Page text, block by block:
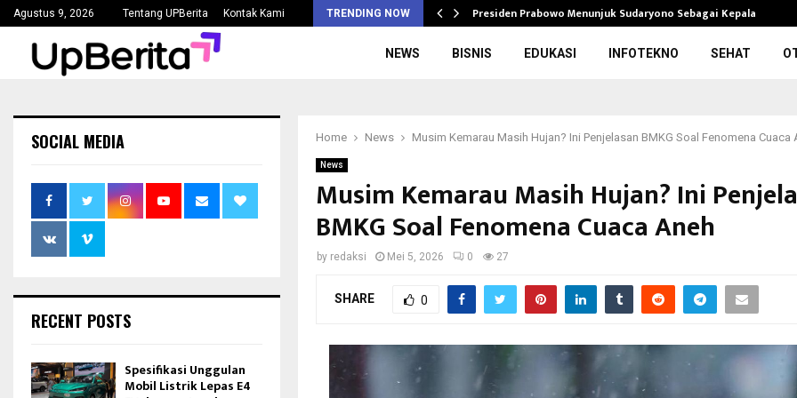
Agustus 9, 2026 Tentang UPBerita Kontak Kami TRENDING NOW
Kejaksaan Agung Tetapkan Lima Tersangka Korupsi Pengadaan… Presiden Prabowo Menunjuk Sudaryono Sebagai Kepala Badan…
NEWS BISNIS EDUKASI INFOTEKNO SEHAT
Home News Musim Kemarau Masih Hujan? Ini Penjelasan BMKG Soal Fenomena Cuaca
News
Musim Kemarau Masih Hujan? Ini
BMKG Soal Fenomena Cuaca Aneh
by redaksi Mei 5, 2026 0 27
SHARE 0
SOCIAL MEDIA
RECENT POSTS
Spesifikasi Unggulan
Mobil Listrik Lepas E4